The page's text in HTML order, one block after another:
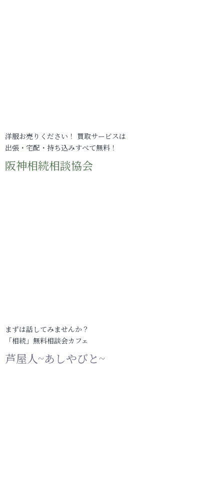
洋服お売りください！ 買取サービスは
出張・宅配・持ち込みすべて無料！
阪神相続相談協会
まずは話してみませんか？
「相続」無料相談会カフェ
芦屋人~あしやびと~